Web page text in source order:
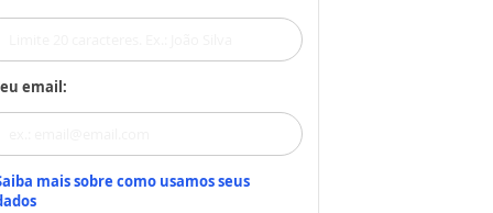
email:
mais sobre como usamos seus